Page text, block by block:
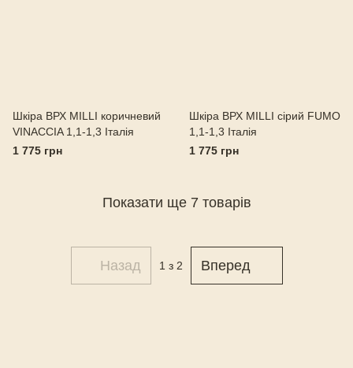
Шкіра ВРХ MILLI коричневий
VINACCIA 1,1-1,3 Італія
1 775 грн
Шкіра ВРХ MILLI сірий FUMO
1,1-1,3 Італія
1 775 грн
Показати ще 7 товарів
Назад 1 з 2 Вперед